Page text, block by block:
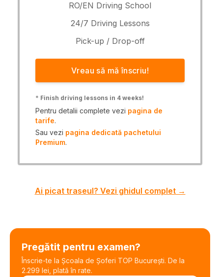
RO/EN Driving School
24/7 Driving Lessons
Pick-up / Drop-off
Vreau să mă înscriu!
* Finish driving lessons in 4 weeks!
Pentru detalii complete vezi pagina de
tarife.
Sau vezi pagina dedicată pachetului
Premium.
Ai picat traseul? Vezi ghidul complet →
Pregătit pentru examen?
Înscrie-te la Școala de Șoferi TOP București. De la
2.299 lei, plată în rate.